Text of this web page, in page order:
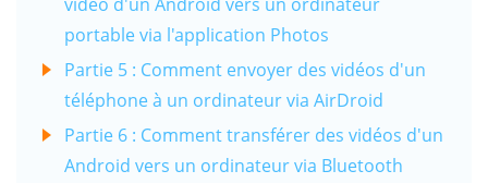
portable via l'application Photos
Partie 5 : Comment envoyer des vidéos d'un
téléphone à un ordinateur via AirDroid
Partie 6 : Comment transférer des vidéos d'un
Android vers un ordinateur via Bluetooth